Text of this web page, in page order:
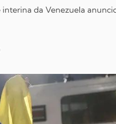
Opinião
Política
Segurança Pública
da Venezuela